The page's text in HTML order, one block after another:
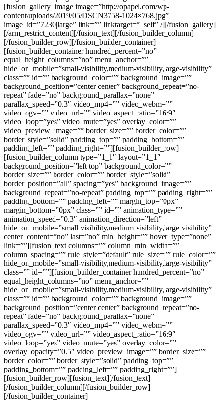
[fusion_gallery_image image=”http://opapel.com/wp-
content/uploads/2019/05/DSCN3758-1024×768.jpg”
image_id=”7230|large” link=”” linktarget=”_self” /][/fusion_gallery]
[/arm_restrict_content][/fusion_text][/fusion_builder_column]
[/fusion_builder_row][/fusion_builder_container]
[fusion_builder_container hundred_percent=”no”
equal_height_columns=”no” menu_anchor=””
hide_on_mobile=”small-visibility,medium-visibility,large-visibility”
class=”” id=”” background_color=”” background_image=””
background_position=”center center” background_repeat=”no-
repeat” fade=”no” background_parallax=”none”
parallax_speed=”0.3″ video_mp4=”” video_webm=””
video_ogv=”” video_url=”” video_aspect_ratio=”16:9″
video_loop=”yes” video_mute=”yes” overlay_color=””
video_preview_image=”” border_size=”” border_color=””
border_style=”solid” padding_top=”” padding_bottom=””
padding_left=”” padding_right=””][fusion_builder_row]
[fusion_builder_column type=”1_1″ layout=”1_1″
background_position=”left top” background_color=””
border_size=”” border_color=”” border_style=”solid”
border_position=”all” spacing=”yes” background_image=””
background_repeat=”no-repeat” padding_top=”” padding_right=””
padding_bottom=”” padding_left=”” margin_top=”0px”
margin_bottom=”0px” class=”” id=”” animation_type=””
animation_speed=”0.3″ animation_direction=”left”
hide_on_mobile=”small-visibility,medium-visibility,large-visibility”
center_content=”no” last=”no” min_height=”” hover_type=”none”
link=””][fusion_text columns=”” column_min_width=””
column_spacing=”” rule_style=”default” rule_size=”” rule_color=””
hide_on_mobile=”small-visibility,medium-visibility,large-visibility”
class=”” id=””][fusion_builder_container hundred_percent=”no”
equal_height_columns=”no” menu_anchor=””
hide_on_mobile=”small-visibility,medium-visibility,large-visibility”
class=”” id=”” background_color=”” background_image=””
background_position=”center center” background_repeat=”no-
repeat” fade=”no” background_parallax=”none”
parallax_speed=”0.3″ video_mp4=”” video_webm=””
video_ogv=”” video_url=”” video_aspect_ratio=”16:9″
video_loop=”yes” video_mute=”yes” overlay_color=””
overlay_opacity=”0.5″ video_preview_image=”” border_size=””
border_color=”” border_style=”solid” padding_top=””
padding_bottom=”” padding_left=”” padding_right=””]
[fusion_builder_row][fusion_text][/fusion_text]
[/fusion_builder_column][/fusion_builder_row]
[/fusion_builder_container]